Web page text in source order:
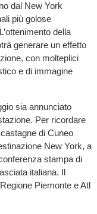
dal New York
più golose
della
generare un effetto
con molteplici
e di immagine
sia annunciato
Per ricordare
di Cuneo
New York, a
stampa di
italiana. Il
Piemonte e Atl